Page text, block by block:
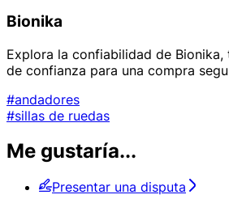
Bionika
Explora la confiabilidad de
de confianza para una compra
#andadores
#sillas de ruedas
Me gustaría...
Presentar una disputa